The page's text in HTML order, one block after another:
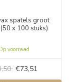
spatels groot
x 100 stuks)
voorraad
€73,51